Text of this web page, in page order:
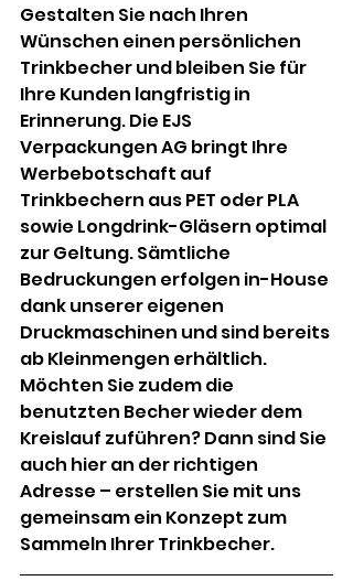
Gestalten Sie nach Ihren
Wünschen einen persönlichen
Trinkbecher und bleiben Sie für
Ihre Kunden langfristig in
Erinnerung. Die EJS
Verpackungen AG bringt Ihre
Werbebotschaft auf
Trinkbechern aus PET oder PLA
sowie Longdrink-Gläsern optimal
zur Geltung. Sämtliche
Bedruckungen erfolgen in-House
dank unserer eigenen
Druckmaschinen und sind bereits
ab Kleinmengen erhältlich.
Möchten Sie zudem die
benutzten Becher wieder dem
Kreislauf zuführen? Dann sind Sie
auch hier an der richtigen
Adresse – erstellen Sie mit uns
gemeinsam ein Konzept zum
Sammeln Ihrer Trinkbecher.